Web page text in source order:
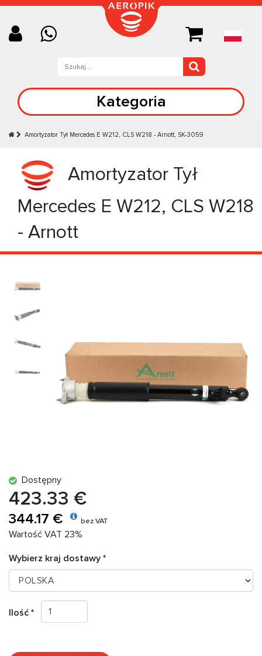
Kategoria
Amortyzator Tył Mercedes E W212, CLS W218 - Arnott, SK-3059
Amortyzator Tył
Mercedes E W212, CLS W218
- Arnott
Dostępny
423.33 €
344.17 € bez VAT
Wartość VAT 23%
Wybierz kraj dostawy *
Ilość *